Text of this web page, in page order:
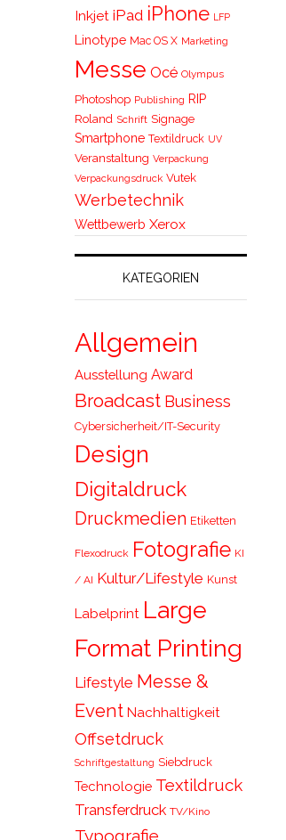
Inkjet iPad iPhone LFP
Linotype Mac OS X Marketing
Messe Océ Olympus
Photoshop Publishing RIP
Roland Schrift Signage
Smartphone Textildruck UV
Veranstaltung Verpackung
Verpackungsdruck Vutek
Werbetechnik
Wettbewerb Xerox
KATEGORIEN
Allgemein
Ausstellung Award
Broadcast Business
Cybersicherheit/IT-Security
Design
Digitaldruck
Druckmedien Etiketten
Flexodruck Fotografie KI
/ AI Kultur/Lifestyle Kunst
Labelprint Large
Format Printing
Lifestyle Messe &
Event Nachhaltigkeit
Offsetdruck
Schriftgestaltung Siebdruck
Technologie Textildruck
Transferdruck TV/Kino
Typografie